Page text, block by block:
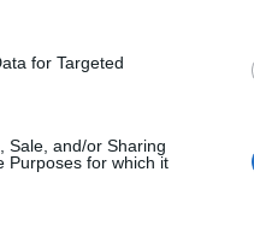
for Targeted
Sale, and/or Sharing
Purposes for which it
melyek egytől egyig